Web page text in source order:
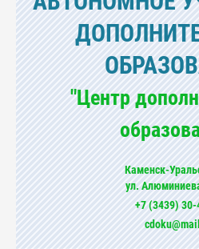
"Центр
Каменск-
ул.
+7 (3439)